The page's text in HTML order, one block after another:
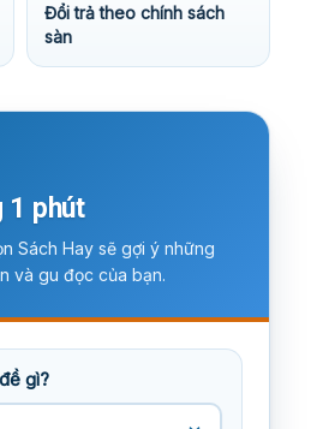
Đổi trả theo chính sách
sàn
1 phút
Sách Hay sẽ gợi ý những
và gu đọc của bạn.
gì?